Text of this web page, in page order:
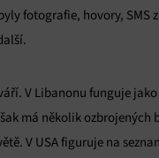
fotografie, hovory, SMS
V Libanonu funguje jako
má několik ozbrojených
V USA figuruje na